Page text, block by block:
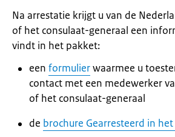
Na arrestatie krijgt u van de
of het consulaat-generaal een
vindt in het pakket:
een formulierwaarmee u
contact met een medewerker
of het consulaat-generaal
de brochure Gearresteerd in